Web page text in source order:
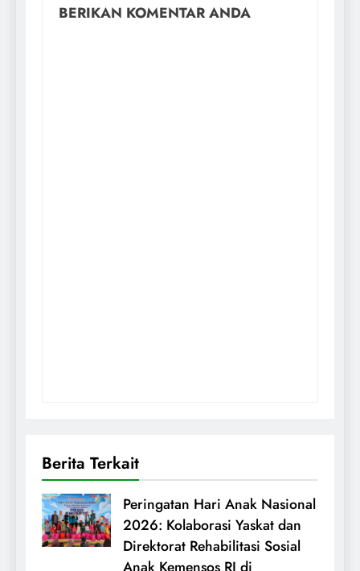
BERIKAN KOMENTAR ANDA
Berita Terkait
Peringatan Hari Anak Nasional
2026: Kolaborasi Yaskat dan
Direktorat Rehabilitasi Sosial
Anak Kemensos RI di